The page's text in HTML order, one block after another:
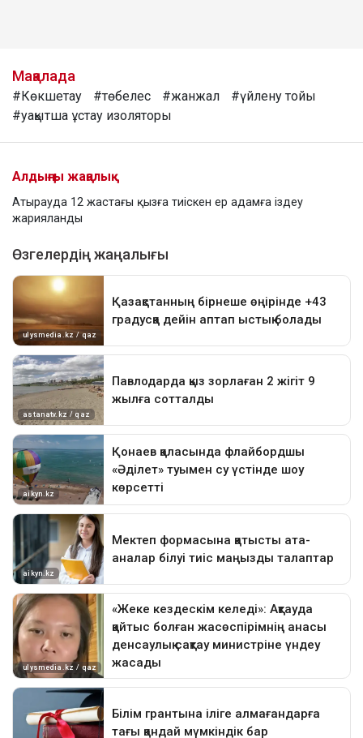
Мақалада
#Көкшетау #төбелес #жанжал
#үйлену тойы
#уақытша ұстау изоляторы
Алдыңғы жаңалық
Атырауда 12 жастағы қызға тиіскен ер адамға іздеу
жарияланды